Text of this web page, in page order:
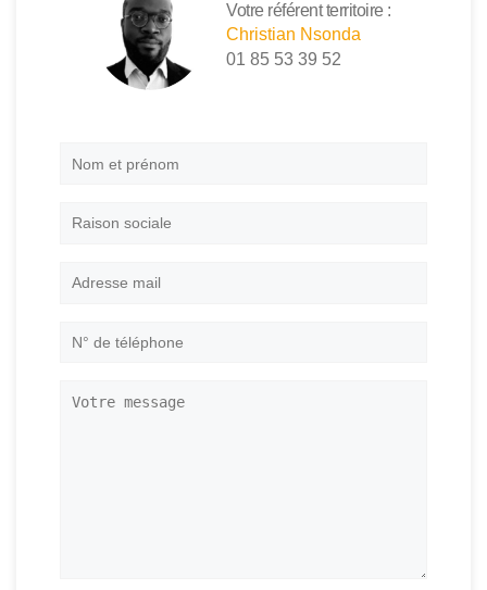
Votre référent territoire :
Christian Nsonda
01 85 53 39 52
Nom
Raison
Adresse
N°
Votre